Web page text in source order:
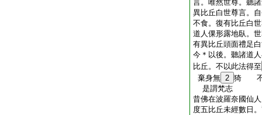
言。唯然世尊。聽
異比丘白世尊言。
不食。復有比丘白
道人倮形露地臥。
有異比丘頭面禮足
今＊以後。聽諸道
比丘。不以此法得至
棄身無 2 猗 不
是謂梵志
昔佛在波羅奈國仙
度五比丘未經數日